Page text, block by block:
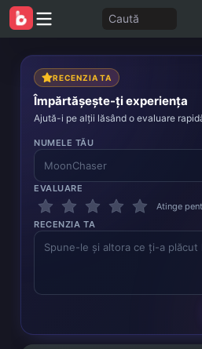
Caută
RECENZIA TA
Împărtășește-ți experiența
Ajută-i pe alții lăsând o evaluare
NUMELE TĂU
EVALUARE
Atinge
RECENZIA TA